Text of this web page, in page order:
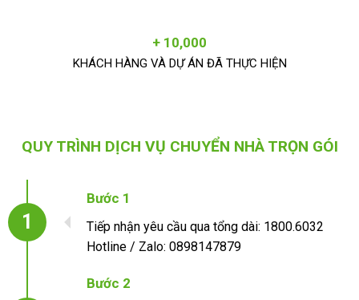
+ 10,000
KHÁCH HÀNG VÀ DỰ ÁN ĐÃ THỰC HIỆN
QUY TRÌNH DỊCH VỤ CHUYỂN NHÀ TRỌN GÓI
1
Bước 1
Tiếp nhận yêu cầu qua tổng dài: 1800.6032
Hotline / Zalo: 0898147879
Bước 2